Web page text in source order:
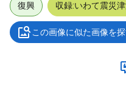
復興 収録:いわて震災
この画像に似た画像を